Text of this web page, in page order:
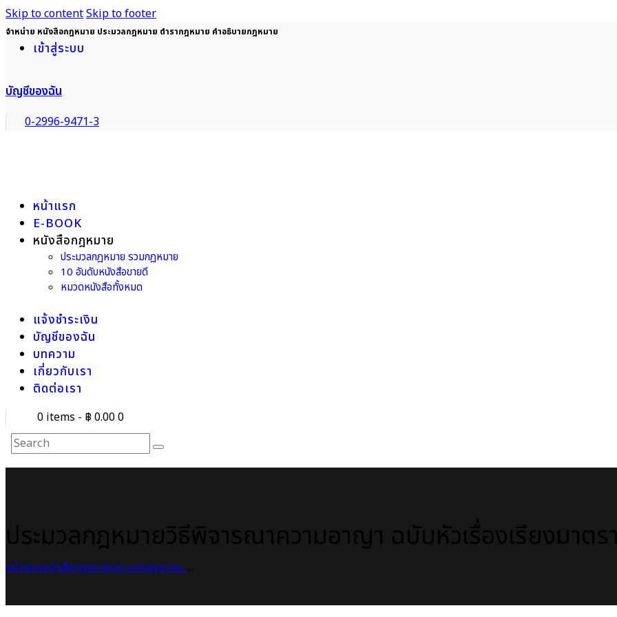
Skip to contentSkip to footer
จำหน่าย หนังสือกฎหมาย ประมวลกฎหมาย ตำรากฎหมาย คำอธิบายกฎหมาย
เข้าสู่ระบบ
บัญชีของฉัน
0-2996-9471-3
หน้าแรก
E-BOOK
หนังสือกฎหมาย
ประมวลกฎหมาย รวมกฎหมาย
10 อันดับหนังสือขายดี
หมวดหนังสือทั้งหมด
แจ้งชำระเงิน
บัญชีของฉัน
บทความ
เกี่ยวกับเรา
ติดต่อเรา
0 items - ฿ 0.000
หน้าแรกหนังสือกฎหมายประมวลกฎหมาย...